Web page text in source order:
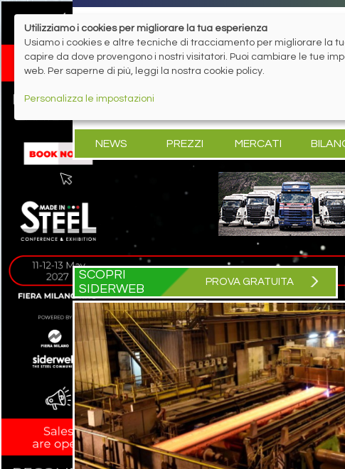
NEWS PREZZI MERCATI
SCOPRI
SIDERWEB
PROVA GRATUITA
Utilizziamo i cookies per migliorare la tua esperienza
Usiamo i cookies e altre tecniche di tracciamento per migliorare la
capire da dove provengono i nostri visitatori. Puoi cambiare le tue
web. Per saperne di più, leggi la nostra cookie policy.
Personalizza le impostazioni